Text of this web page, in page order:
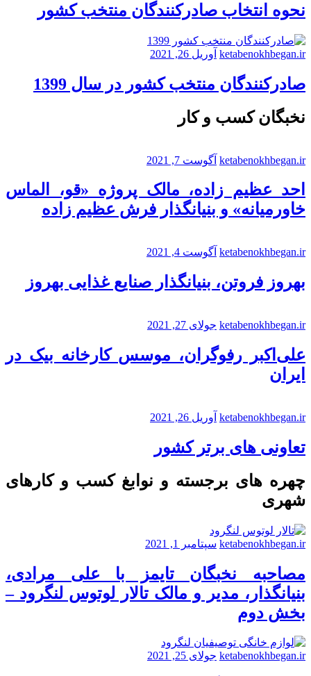
نحوه انتخاب صادرکنندگان منتخب کشور
ketabenokhbegan.ir آوریل 26, 2021
صادرکنندگان منتخب کشور در سال 1399
نخبگان کسب و کار
ketabenokhbegan.ir آگوست 7, 2021
احد عظیم زاده، مالک پروژه «قو، الماس
خاورمیانه» و بنیانگذار فرش عظیم زاده
ketabenokhbegan.ir آگوست 4, 2021
بهروز فروتن، بنیانگذار صنایع غذایی بهروز
ketabenokhbegan.ir جولای 27, 2021
علی‌اکبر رفوگران، موسس کارخانه بیک در
ایران
ketabenokhbegan.ir آوریل 26, 2021
تعاونی های برتر کشور
چهره های برجسته و نوابغ کسب و کارهای
شهری
ketabenokhbegan.ir سپتامبر 1, 2021
مصاحبه نخبگان تایمز با علی مرادی،
بنیانگذار، مدیر و مالک تالار لوتوس لنگرود –
بخش دوم
ketabenokhbegan.ir جولای 25, 2021